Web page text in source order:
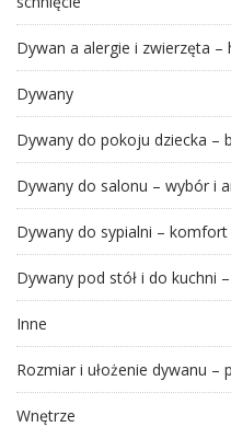
Dywan a alergie i zwierzęta –
Dywany
Dywany do pokoju dziecka –
Dywany do salonu – wybór i
Dywany do sypialni – komfort
Dywany pod stół i do kuchni
Inne
Rozmiar i ułożenie dywanu –
Wnętrze